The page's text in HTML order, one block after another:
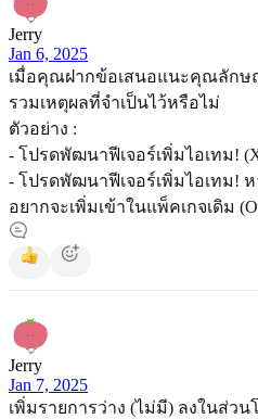
Jerry
Jan 6, 2025
เมื่อคุณฝากข้อเสนอแนะคุณลักษ
รวมเหตุผลที่จำเป็นไว้หรือไม่
ตัวอย่าง :
- โปรดพัฒนาฟีเจอร์เพิ่มไอเทม!
- โปรดพัฒนาฟีเจอร์เพิ่มไอเทม!
อยากจะเพิ่มเข้าในแพ็คเกจเดิม
Jerry
Jan 7, 2025
เพิ่มรายการว่าง (ไม่มี) ลงในส่วน